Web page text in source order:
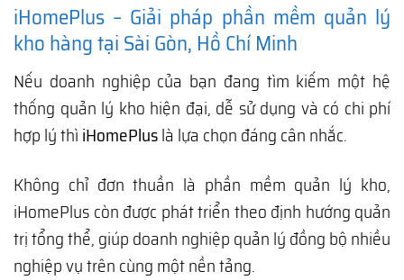
iHomePlus – Giải pháp phần mềm quản lý
kho hàng tại Sài Gòn, Hồ Chí Minh
Nếu doanh nghiệp của bạn đang tìm kiếm một hệ
thống quản lý kho hiện đại, dễ sử dụng và có chi phí
hợp lý thì iHomePluslà lựa chọn đáng cân nhắc.
Không chỉ đơn thuần là phần mềm quản lý kho,
iHomePlus còn được phát triển theo định hướng quản
trị tổng thể, giúp doanh nghiệp quản lý đồng bộ nhiều
nghiệp vụ trên cùng một nền tảng.